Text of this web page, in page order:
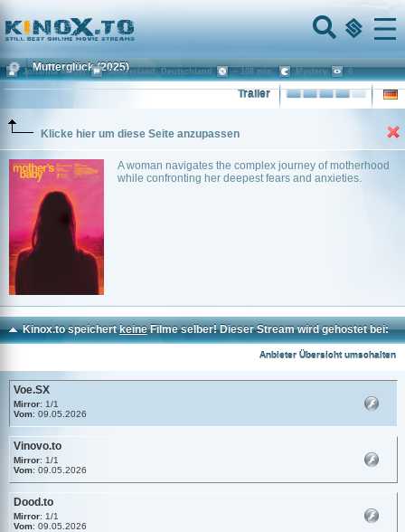
Home
Menu
Mutterglück (2025)
Trailer
Klicke hier um diese Seite anzupassen
A woman navigates the complex journey of motherhood
while confronting her deepest fears and anxieties.
Johanna Moder Switzerland, Deutschland ~ 108 min. Mystery 0
Kinox.to speichertkeineFilme selber! Dieser Stream wird gehostet bei:
Anbieter Übersicht umschalten
Voe.SX
Mirror: 1/1
Vom: 09.05.2026
Vinovo.to
Mirror: 1/1
Vom: 09.05.2026
Dood.to
Mirror: 1/1
Vom: 09.05.2026